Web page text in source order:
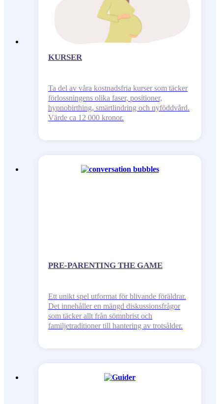
KURSER
Ta del av våra kostnadsfria kurser som täcker
förlossningens olika faser, positioner,
hypnobirthing, smärtlindring och nyföddvård.
Värde ca 12 000 kronor.
PRE-PARENTING THE GAME
Ett unikt spel utformat för blivande föräldrar.
Det innehåller en mängd diskussionsfrågor
som täcker allt från sömnbrist och
familjetraditioner till hantering av trotsålder.